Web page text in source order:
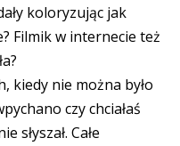
koloryzując jak
Filmik w internecie też
kiedy nie można było
czy chciałaś
słyszał. Całe